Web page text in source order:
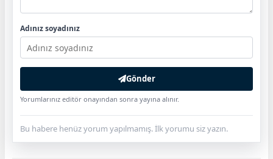
Adınız soyadınız
Gönder
Yorumlarınız editör onayından sonra yayına alınır.
Bu habere henüz yorum yapılmamış. İlk yorumu siz yazın.